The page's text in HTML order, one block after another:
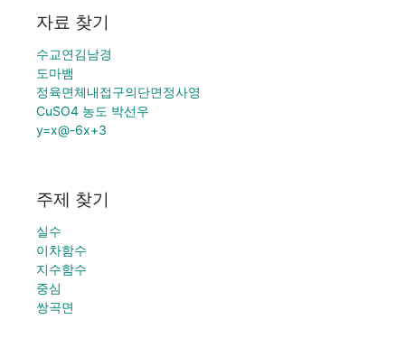
자료 찾기
수교연김남경
도마뱀
정육면체내접구의단면정사영
CuSO4 농도 박선우
y=x@-6x+3
주제 찾기
실수
이차함수
지수함수
중심
쌍곡면